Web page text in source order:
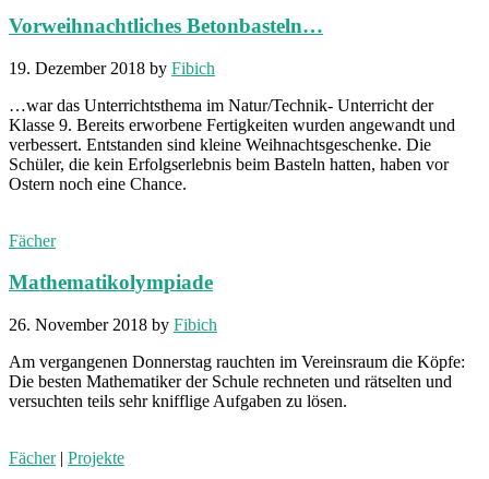
Vorweihnachtliches Betonbasteln…
19. Dezember 2018 by Fibich
…war das Unterrichtsthema im Natur/Technik- Unterricht der
Klasse 9. Bereits erworbene Fertigkeiten wurden angewandt und
verbessert. Entstanden sind kleine Weihnachtsgeschenke. Die
Schüler, die kein Erfolgserlebnis beim Basteln hatten, haben vor
Ostern noch eine Chance.
Fächer
Mathematikolympiade
26. November 2018 by Fibich
Am vergangenen Donnerstag rauchten im Vereinsraum die Köpfe:
Die besten Mathematiker der Schule rechneten und rätselten und
versuchten teils sehr knifflige Aufgaben zu lösen.
Fächer| Projekte